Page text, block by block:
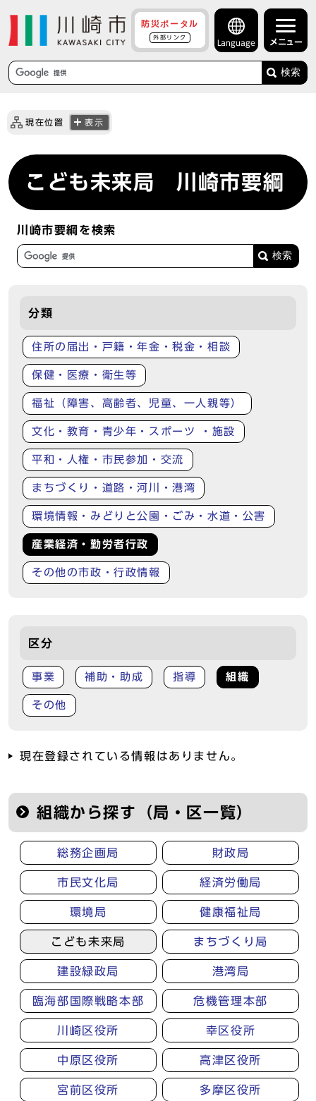
防災ポータル
外部リンク
Language メニュー
検索
現在位置 表示
こども未来局 川崎市要綱
川崎市要綱を検索
分類
住所の届出・戸籍・年金・税金・相談
保健・医療・衛生等
福祉（障害、高齢者、児童、一人親等）
文化・教育・青少年・スポーツ ・施設
平和・人権・市民参加・交流
まちづくり・道路・河川・港湾
環境情報・みどりと公園・ごみ・水道・公害
産業経済・勤労者行政
その他の市政・行政情報
区分
事業 補助・助成 指導 組織
その他
現在登録されている情報はありません。
組織から探す（局・区一覧）
総務企画局 財政局
市民文化局 経済労働局
環境局 健康福祉局
こども未来局 まちづくり局
建設緑政局 港湾局
臨海部国際戦略本部 危機管理本部
川崎区役所 幸区役所
中原区役所 高津区役所
宮前区役所 多摩区役所